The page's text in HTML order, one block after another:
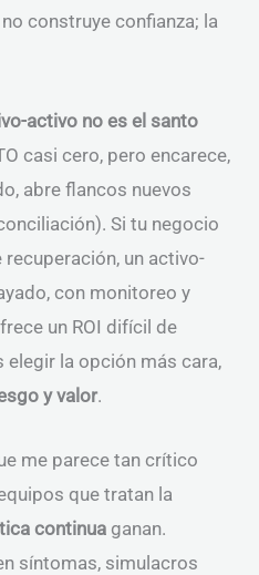
construye confianza; la
activo no es el santo
casi cero, pero encarece,
abre flancos nuevos
Si tu negocio
un activo-
con monitoreo y
un ROI difícil de
elegir la opción más cara,
y valor.
me parece tan crítico
que tratan la
continua ganan.
síntomas, simulacros